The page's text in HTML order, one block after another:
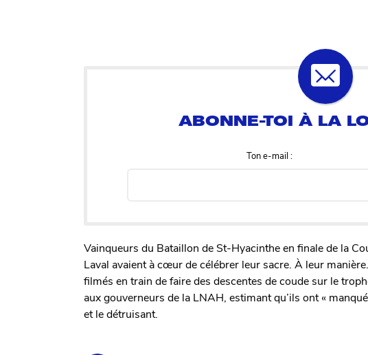
Ton e-mail :
Vainqueurs du Bataillon de St-Hyacinthe en finale de la
Laval avaient à cœur de célébrer leur sacre. À leur
filmés en train de faire des descentes de coude sur le
aux gouverneurs de la LNAH, estimant qu’ils ont «
et le détruisant.